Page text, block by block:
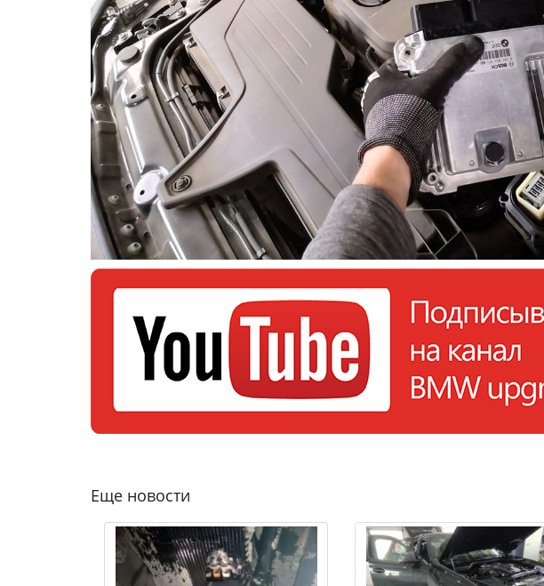
Еще новости